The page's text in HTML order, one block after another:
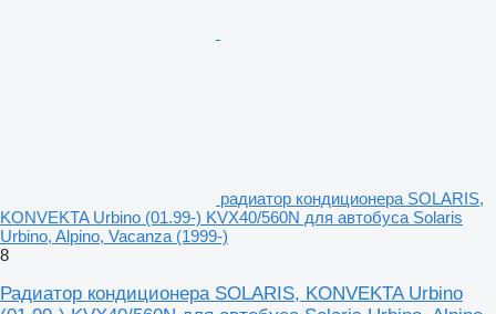
радиатор кондиционера SOLARIS,
KONVEKTA Urbino (01.99-) KVX40/560N для автобуса Solaris
Urbino, Alpino, Vacanza (1999-)
8
Радиатор кондиционера SOLARIS, KONVEKTA Urbino